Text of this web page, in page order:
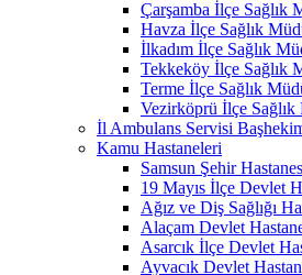
Çarşamba İlçe Sağlık
Havza İlçe Sağlık
İlkadım İlçe Sağlık
Tekkeköy İlçe Sağlık
Terme İlçe Sağlık
Vezirköprü İlçe
İl Ambulans Servisi
Kamu Hastaneleri
Samsun Şehir
19 Mayıs İlçe Devlet
Ağız ve Diş Sağlığı
Alaçam Devlet
Asarcık İlçe Devlet
Ayvacık Devlet